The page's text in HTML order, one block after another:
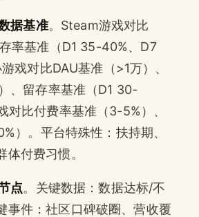
据基准。Steam游戏对比
率基准（D1 35-40%、D7
戏对比DAU基准（>1万）、
、留存率基准（D1 30-
对比付费率基准（3-5%）、
）。平台特殊性：扶持期、
付费习惯。
点。关键数据：数据达标/不
事件：社区口碑破圈、营收覆